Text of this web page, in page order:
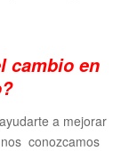
cambio en
a mejorar
conozcamos